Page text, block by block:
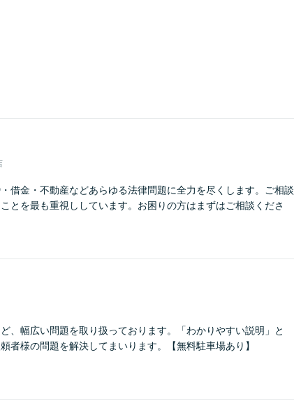
借金・不動産などあらゆる法律問題に全力を尽くします。ご相談
とを最も重視ししています。お困りの方はまずはご相談くださ
、幅広い問題を取り扱っております。「わかりやすい説明」と
者様の問題を解決してまいります。【無料駐車場あり】